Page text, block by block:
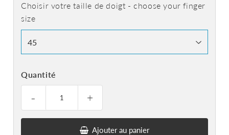
Choisir votre taille de doigt - choose your finger
size
Quantité
+
-
Ajouter au panier